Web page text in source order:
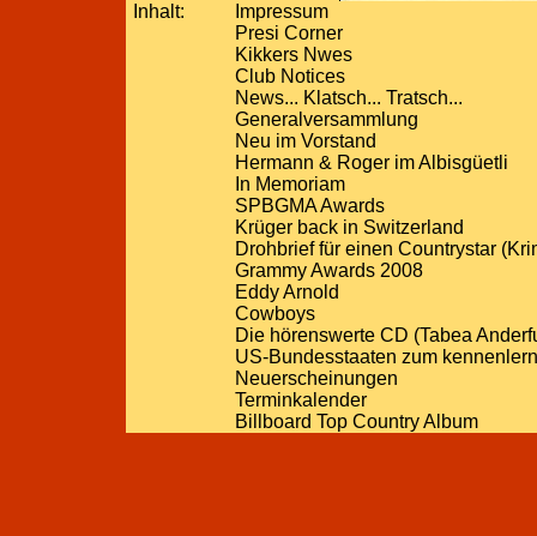
Inhalt:
Impressum
Presi Corner
Kikkers Nwes
Club Notices
News... Klatsch... Tratsch...
Generalversammlung
Neu im Vorstand
Hermann & Roger im Albisgüetli
In Memoriam
SPBGMA Awards
Krüger back in Switzerland
Drohbrief für einen Countrystar
Grammy Awards 2008
Eddy Arnold
Cowboys
Die hörenswerte CD (Tabea
US-Bundesstaaten zum
Neuerscheinungen
Terminkalender
Billboard Top Country Album